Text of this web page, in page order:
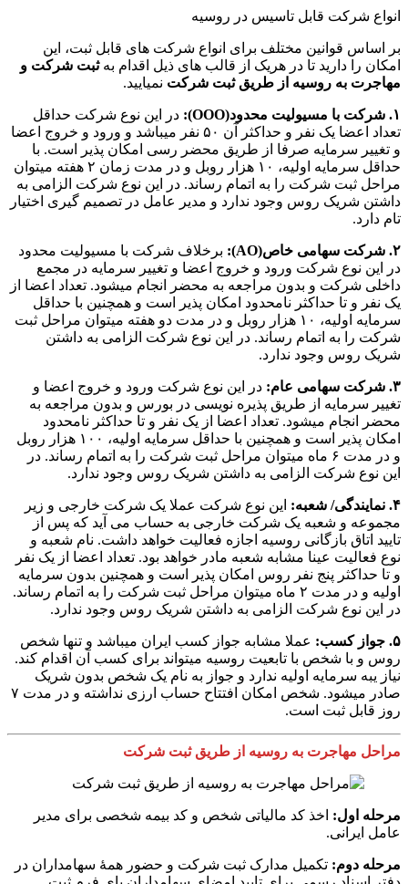
انواع شرکت قابل تاسیس در روسیه
بر اساس قوانین مختلف برای انواع شرکت های قابل ثبت، این
امکان را دارید تا در هریک از قالب های ذیل اقدام بهثبت شرکت و
مهاجرت به روسیه از طریق ثبت شرکت نمیایید.
۱. شرکت با مسیولیت محدود(OOO):
در این نوع شرکت حداقل
تعداد اعضا یک نفر و حداکثر آن ۵۰ نفر میباشد و ورود و خروج اعضا
و تغییر سرمایه صرفا از طریق محضر رسی امکان پذیر است. با
حداقل سرمایه اولیه، ۱۰ هزار روبل و در مدت زمان ۲ هفته میتوان
مراحل ثبت شرکت را به اتمام رساند. در این نوع شرکت الزامی به
داشتن شریک روس وجود ندارد و مدیر عامل در تصمیم گیری اختیار
تام دارد.
۲. شرکت سهامی خاص(AO):
برخلاف شرکت با مسیولیت محدود
در این نوع شرکت ورود و خروج اعضا و تغییر سرمایه در مجمع
داخلی شرکت و بدون مراجعه به محضر انجام میشود. تعداد اعضا از
یک نفر و تا حداکثر نامحدود امکان پذیر است و همچنین با حداقل
سرمایه اولیه، ۱۰ هزار روبل و در مدت دو هفته میتوان مراحل ثبت
شرکت را به اتمام رساند. در این نوع شرکت الزامی به داشتن
شریک روس وجود ندارد.
۳. شرکت سهامی عام:
در این نوع شرکت ورود و خروج اعضا و
تغییر سرمایه از طریق پذیره نویسی در بورس و بدون مراجعه به
محضر انجام میشود. تعداد اعضا از یک نفر و تا حداکثر نامحدود
امکان پذیر است و همچنین با حداقل سرمایه اولیه، ۱۰۰ هزار روبل
و در مدت ۶ ماه میتوان مراحل ثبت شرکت را به اتمام رساند. در
این نوع شرکت الزامی به داشتن شریک روس وجود ندارد.
۴. نمایندگی/ شعبه:
این نوع شرکت عملا یک شرکت خارجی و زیر
مجموعه و شعبه یک شرکت خارجی به حساب می آید که پس از
تایید اتاق بازگانی روسیه اجازه فعالیت خواهد داشت. نام شعبه و
نوع فعالیت عینا مشابه شعبه مادر خواهد بود. تعداد اعضا از یک نفر
و تا حداکثر پنج نفر روس امکان پذیر است و همچنین بدون سرمایه
اولیه و در مدت ۲ ماه میتوان مراحل ثبت شرکت را به اتمام رساند.
در این نوع شرکت الزامی به داشتن شریک روس وجود ندارد.
۵. جواز کسب:
عملا مشابه جواز کسب ایران میباشد و تنها شخص
روس و با شخص با تابعیت روسیه میتواند برای کسب آن اقدام کند.
نیاز یبه سرمایه اولیه ندارد و جواز به نام یک شخص بدون شریک
صادر میشود. شخص امکان افتتاح حساب ارزی نداشته و در مدت ۷
روز قابل ثبت است.
مراحل مهاجرت به روسیه از طریق ثبت شرکت
مرحله اول: اخذ کد مالیاتی شخص و کد بیمه شخصی برای مدیر
عامل ایرانی.
مرحله دوم: تکمیل مدارک ثبت شرکت و حضور همۀ سهامداران در